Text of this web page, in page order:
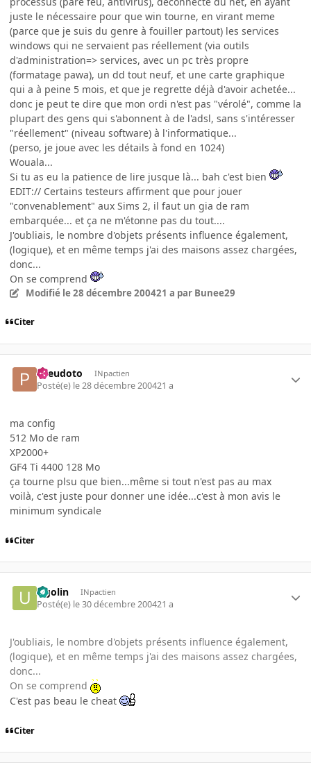
juste le nécessaire pour que win tourne, en virant meme
(parce que je suis du genre à fouiller partout) les services
windows qui ne servaient pas réellement (via outils
d'administration=> services, avec un pc très propre
(formatage pawa), un dd tout neuf, et une carte graphique
qui a à peine 5 mois, et que je regrette déjà d'avoir achetée...
donc je peut te dire que mon ordi n'est pas "vérolé", comme la
plupart des gens qui s'abonnent à de l'adsl, sans s'intéresser
"réellement" (niveau software) à l'informatique...
(perso, je joue avec les détails à fond en 1024)
Wouala...
Si tu as eu la patience de lire jusque là... bah c'est bien
EDIT:// Certains testeurs affirment que pour jouer
"convenablement" aux Sims 2, il faut un gia de ram
embarquée... et ça ne m'étonne pas du tout....
J'oubliais, le nombre d'objets présents influence également,
(logique), et en même temps j'ai des maisons assez chargées,
donc...
On se comprend
Modifié le 28 décembre 200421 a par Bunee29
Citer
Pseudoto INpactien
Posté(e) le 28 décembre 200421 a
ma config
512 Mo de ram
XP2000+
GF4 Ti 4400 128 Mo
ça tourne plsu que bien...même si tout n'est pas au max
voilà, c'est juste pour donner une idée...c'est à mon avis le
minimum syndicale
Citer
Ugolin INpactien
Posté(e) le 30 décembre 200421 a
J'oubliais, le nombre d'objets présents influence également,
(logique), et en même temps j'ai des maisons assez chargées,
donc...
On se comprend
C'est pas beau le cheat
Citer